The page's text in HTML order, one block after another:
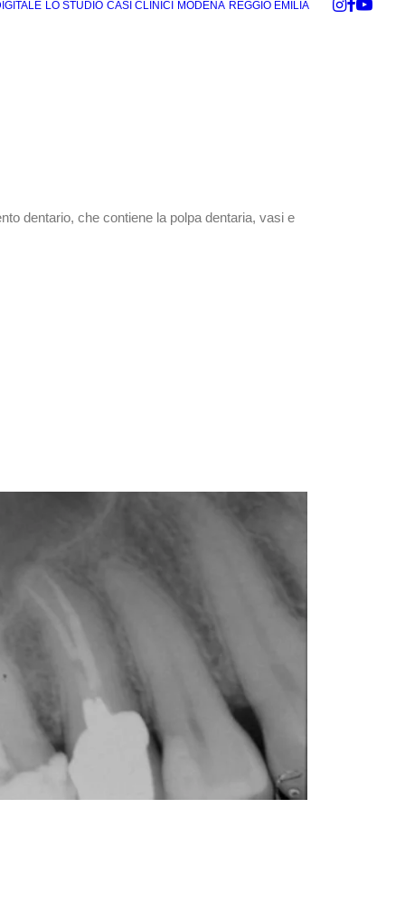
LO STUDIO CASI CLINICI MODENA REGGIO EMILIA
dentario, che contiene la polpa dentaria, vasi e